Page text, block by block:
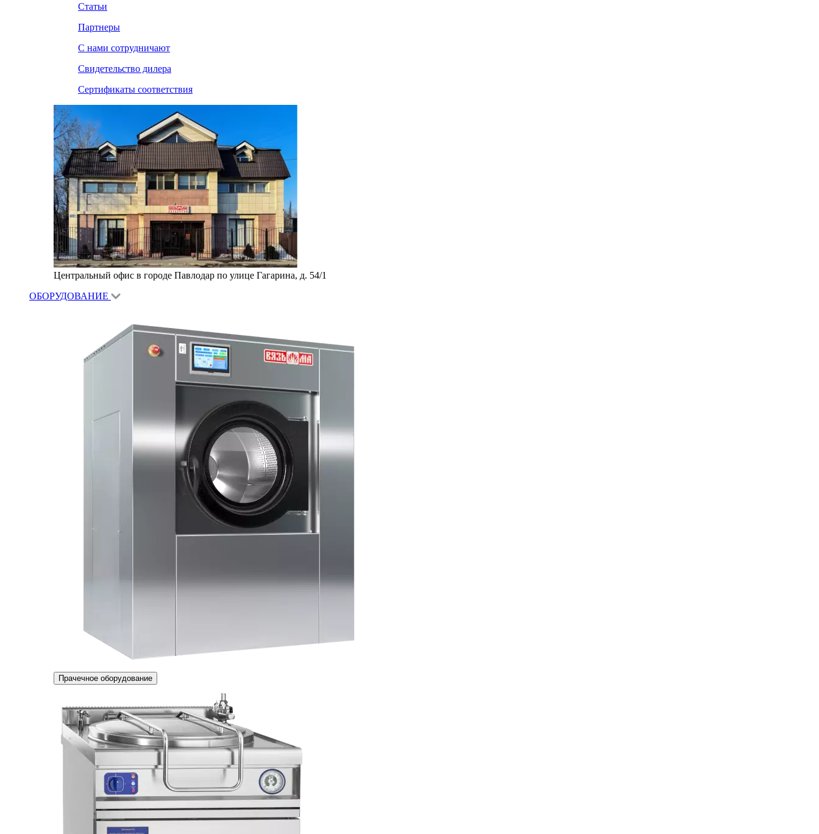
Статьи
Партнеры
С нами сотрудничают
Свидетельство дилера
Сертификаты соответствия
Центральный офис в городе Павлодар по улице Гагарина, д. 54/1
ОБОРУДОВАНИЕ
Прачечное оборудование